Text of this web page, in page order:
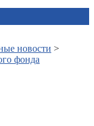
новости >
фонда